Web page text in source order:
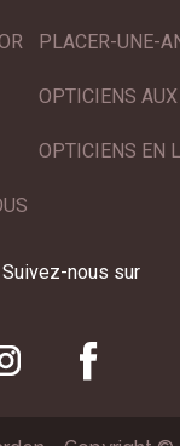
PLACER-UNE-
OPTICIENS
OPTICIENS EN
Suivez-nous sur